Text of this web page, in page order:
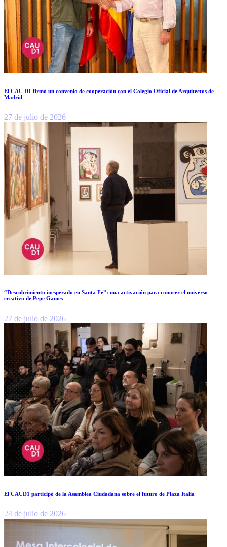
El CAU D1 firmó un convenio de cooperación con el Colegio Oficial de Arquitectos de
Madrid
27 de julio de 2026
“Descubrimiento inesperado en Santa Fe”: una activación para conocer el universo
creativo de Pepe Games
27 de julio de 2026
El CAUD1 participó de la Asamblea Ciudadana sobre el futuro de Plaza Italia
24 de julio de 2026